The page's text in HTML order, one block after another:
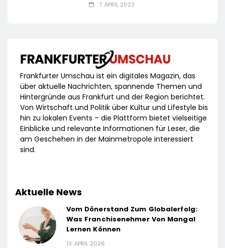
7. APRIL 2022
Frankfurter Umschau ist ein digitales Magazin, das
über aktuelle Nachrichten, spannende Themen und
Hintergründe aus Frankfurt und der Region berichtet.
Von Wirtschaft und Politik über Kultur und Lifestyle bis
hin zu lokalen Events – die Plattform bietet vielseitige
Einblicke und relevante Informationen für Leser, die
am Geschehen in der Mainmetropole interessiert
sind.
Aktuelle News
Vom Dönerstand Zum Globalerfolg:
Was Franchisenehmer Von Mangal
Lernen Können
13. APRIL 2026